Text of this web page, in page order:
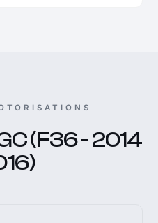
(F36 - 2014